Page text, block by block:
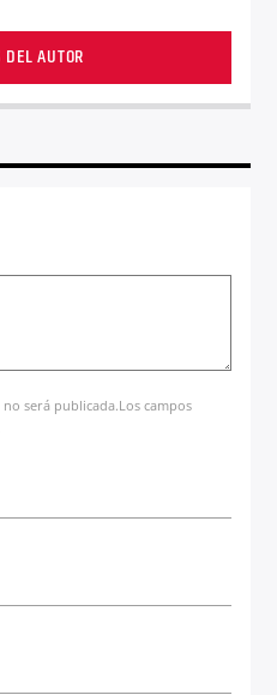
AUTOR
será publicada.Los campos